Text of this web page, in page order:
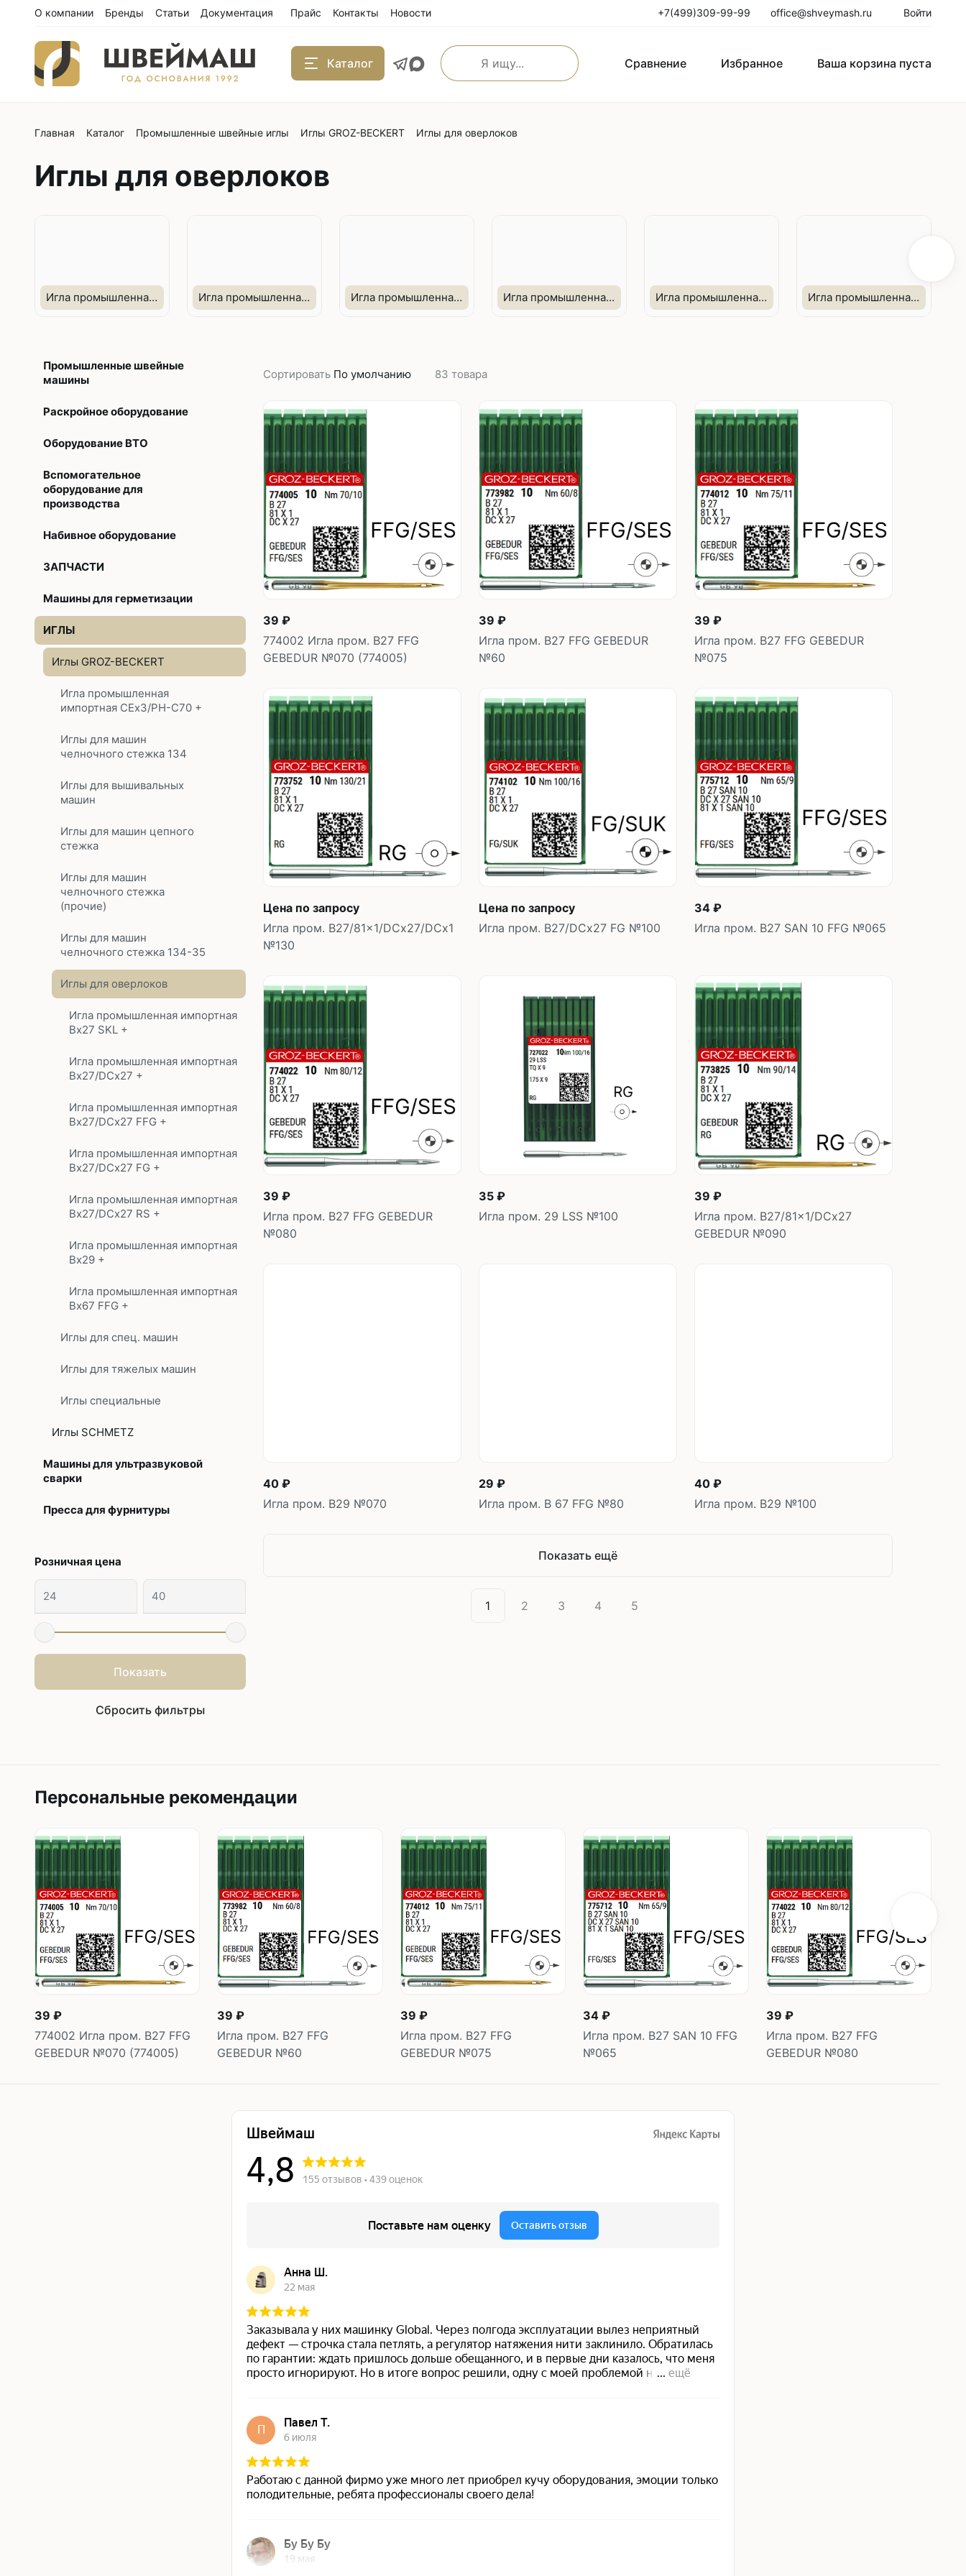
О компании Бренды Статьи Документация Прайс Контакты Новости +7(499)309-99-99 office@shveymash.ru Войти
Каталог Сравнение Избранное Ваша корзина пуста
Одноигольные прямострочные
С нижним транспортером
Двухигольные прямострочные
швейные машины
Прямострочные машины цепного
платформой
Многоигольные машины цепного
стежка
Мешкозашивочные машины
Машины имитации ручного стежка
Однониточные
Плоскошовные машины с рукавной
Подшивочные швейные машины
Скорняжные швейные машины
Промышленные машины зиг-заг
Двигатели для промышленных
Racing
Обувное оборудование
Шаблонные и циклические
Главная Каталог Промышленные швейные иглы Иглы GROZ-BECKERT Иглы для оверлоков
Иглы для оверлоков
Игла промышленная импортная Bx27 SKL + Игла промышленная импортная Bx27/DCx27 + Игла промышленная импортная Bx27/DCx27 FFG + Игла промышленная импортная Bx27/DCx27 FG + Игла промышленная импортная Bx27/DCx27 RS + Игла промышленная импортная Bx29 +
Промышленные швейные
машины
Раскройное оборудование
Оборудование ВТО
Вспомогательное
оборудование для
производства
Набивное оборудование
ЗАПЧАСТИ
Машины для герметизации
ИГЛЫ
Иглы GROZ-BECKERT
Игла промышленная
импортная CEx3/PH-C70 +
Иглы для машин
челночного стежка 134
Иглы для вышивальных
машин
Иглы для машин цепного
стежка
Иглы для машин
челночного стежка
(прочие)
Иглы для машин
челночного стежка 134-35
Иглы для оверлоков
Игла промышленная импортная
Bx27 SKL +
Игла промышленная импортная
Bx27/DCx27 +
Игла промышленная импортная
Bx27/DCx27 FFG +
Игла промышленная импортная
Bx27/DCx27 FG +
Игла промышленная импортная
Bx27/DCx27 RS +
Игла промышленная импортная
Bx29 +
Игла промышленная импортная
Bx67 FFG +
Иглы для спец. машин
Иглы для тяжелых машин
Иглы специальные
Иглы SCHMETZ
Машины для ультразвуковой
сварки
Пресса для фурнитуры
Розничная цена
Показать
Сбросить фильтры
Сортировать По умолчанию 83 товара
шт
39 ₽
774002 Игла пром. B27 FFG
GEBEDUR №070 (774005)
шт
39 ₽
Игла пром. B27 FFG GEBEDUR
№60
шт
39 ₽
Игла пром. B27 FFG GEBEDUR
№075
Цена по запросу
Игла пром. B27/81x1/DCx27/DCx1
№130
Цена по запросу
Игла пром. B27/DCx27 FG №100
шт
34 ₽
Игла пром. B27 SAN 10 FFG №065
39 ₽
Игла пром. B27 FFG GEBEDUR
№080
35 ₽
Игла пром. 29 LSS №100
39 ₽
Игла пром. B27/81x1/DCx27
GEBEDUR №090
40 ₽
Игла пром. B29 №070
29 ₽
Игла пром. B 67 FFG №80
40 ₽
Игла пром. B29 №100
Показать ещё
1 2 3 4 5
Персональные рекомендации
39 ₽
774002 Игла пром. B27 FFG
GEBEDUR №070 (774005)
В корзину
39 ₽
Игла пром. B27 FFG
GEBEDUR №60
39 ₽
Игла пром. B27 FFG
GEBEDUR №075
В корзину
34 ₽
Игла пром. B27 SAN 10 FFG
№065
39 ₽
Игла пром. B27 FFG
GEBEDUR №080